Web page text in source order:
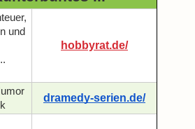
und
hobbyrat.de/
dramedy-serien.de/